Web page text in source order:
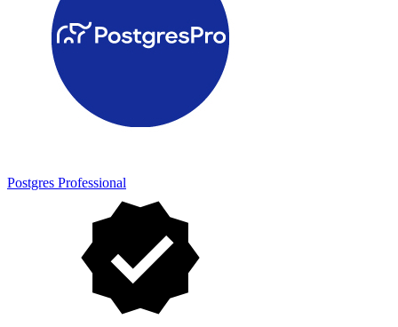
Postgres Professional